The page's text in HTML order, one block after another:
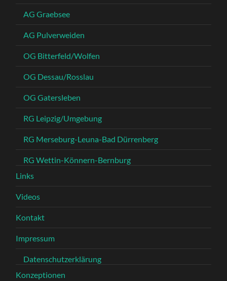
AG Graebsee
AG Pulverweiden
OG Bitterfeld/Wolfen
OG Dessau/Rosslau
OG Gatersleben
RG Leipzig/Umgebung
RG Merseburg-Leuna-Bad Dürrenberg
RG Wettin-Könnern-Bernburg
Links
Videos
Kontakt
Impressum
Datenschutzerklärung
Konzeptionen